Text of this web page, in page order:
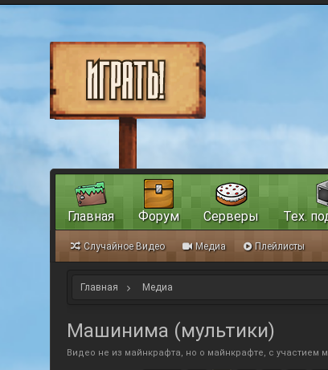
Главная Медиа
Машинима (мультики)
Видео не из майнкрафта, но о майнкрафте, с
Главная Форум Серверы Тех.
Случайное Видео Медиа Плейлисты